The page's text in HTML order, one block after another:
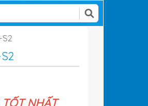
NHẤT